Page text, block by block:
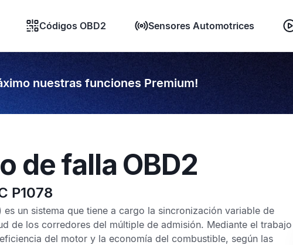
Códigos OBD2 Sensores Automotrices
nuestras funciones Premium!
de falla OBD2
P1078
un sistema que tiene a cargo la sincronización variable de
de los corredores del múltiple de admisión. Mediante el trabajo
del motor y la economía del combustible, según las